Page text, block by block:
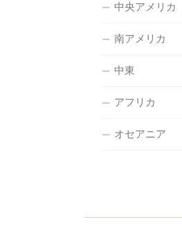
中央アメリカ
南アメリカ
中東
アフリカ
オセアニア